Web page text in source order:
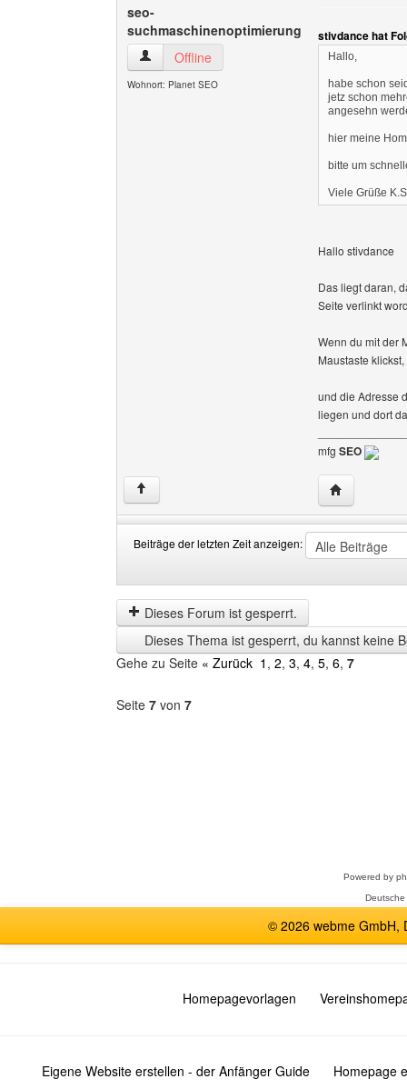
seo-
suchmaschinenoptimierung
seo-suchmaschinenoptimierung Benutzer-
Offline
Wohnort: Planet SEO
stivdance hat
Hallo,
habe schon
jetz schon
angesehn
hier meine
bitte um
Viele Grüße
Hallo stivdance
Das liegt daran,
Seite verlinkt
Wenn du mit der
Maustaste
und die Adresse
liegen und dort
mfg SEO
↑ Website
Beiträge der letzten Zeit anzeigen:
der
letzten
Zeit
anzeigen
by
Dieses Forum ist gesperrt.
Dieses Thema ist gesperrt, du kannst keine
Gehe zu Seite « Zurück 1 , 2, 3, 4, 5, 6, 7
Seite 7 von 7
Powered by
© 2026 webme GmbH,
Homepagevorlagen
Eigene Website erstellen - der Anfänger Guide Homepage